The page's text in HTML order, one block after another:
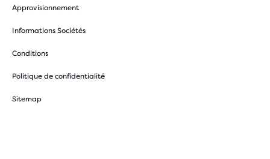
Approvisionnement
Informations Sociétés
Conditions
Politique de confidentialité
Sitemap